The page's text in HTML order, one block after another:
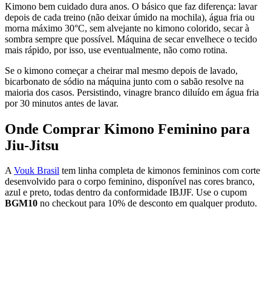
Kimono bem cuidado dura anos. O básico que faz diferença: lavar
depois de cada treino (não deixar úmido na mochila), água fria ou
morna máximo 30°C, sem alvejante no kimono colorido, secar à
sombra sempre que possível. Máquina de secar envelhece o tecido
mais rápido, por isso, use eventualmente, não como rotina.
Se o kimono começar a cheirar mal mesmo depois de lavado,
bicarbonato de sódio na máquina junto com o sabão resolve na
maioria dos casos. Persistindo, vinagre branco diluído em água fria
por 30 minutos antes de lavar.
Onde Comprar Kimono Feminino para
Jiu-Jitsu
AVouk Brasil tem linha completa de kimonos femininos com corte
desenvolvido para o corpo feminino, disponível nas cores branco,
azul e preto, todas dentro da conformidade IBJJF. Use o cupom
BGM10 no checkout para 10% de desconto em qualquer produto.